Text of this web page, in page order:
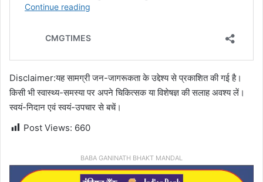
Disclaimer:यह सामग्री जन-जागरूकता के उद्देश्य से प्रकाशित की गई है।
किसी भी स्वास्थ्य-समस्या पर अपने चिकित्सक या विशेषज्ञ की सलाह अवश्य लें।
स्वयं-निदान एवं स्वयं-उपचार से बचें।
Post Views: 660
BABA GANINATH BHAKT MANDAL